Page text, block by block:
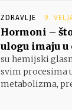
ZDRAVLJE 9.
Hormoni –
ulogu imaju
su hemijski
svim procesima
metabolizma,